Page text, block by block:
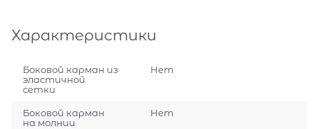
Характеристики
Боковой карман из
эластичной
сетки
Нет
Боковой карман
на молнии
Нет